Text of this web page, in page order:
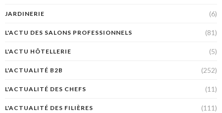
JARDINERIE (6)
L'ACTU DES SALONS PROFESSIONNELS (81)
L'ACTU HÔTELLERIE (5)
L'ACTUALITÉ B2B (252)
L'ACTUALITÉ DES CHEFS (11)
L'ACTUALITÉ DES FILIÈRES (111)